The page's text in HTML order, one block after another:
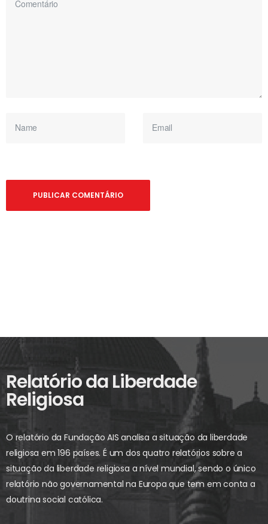
Relatório da Liberdade
Religiosa
O relatório da Fundação AIS analisa a situação da liberdade
religiosa em 196 países. É um dos quatro relatórios sobre a
situação da liberdade religiosa a nível mundial, sendo o único
relatório não governamental na Europa que tem em conta a
doutrina social católica.